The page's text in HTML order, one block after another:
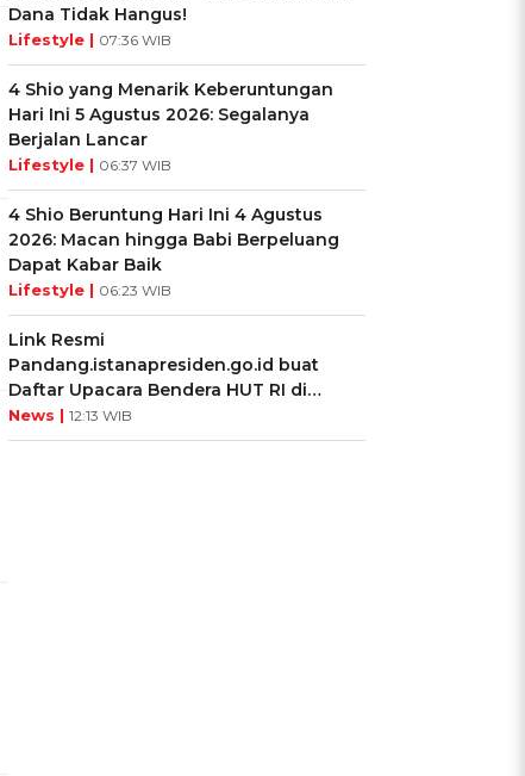
Dana Tidak Hangus!
Lifestyle | 07:36 WIB
4 Shio yang Menarik Keberuntungan
Hari Ini 5 Agustus 2026: Segalanya
Berjalan Lancar
Lifestyle | 06:37 WIB
4 Shio Beruntung Hari Ini 4 Agustus
2026: Macan hingga Babi Berpeluang
Dapat Kabar Baik
Lifestyle | 06:23 WIB
Link Resmi
Pandang.istanapresiden.go.id buat
Daftar Upacara Bendera HUT RI di
Istana Negara
News | 12:13 WIB